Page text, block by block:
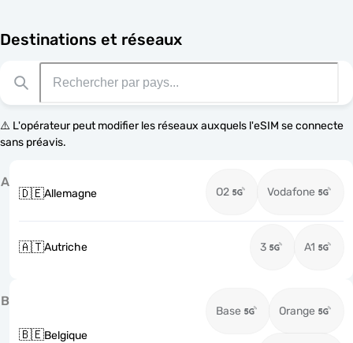
Destinations et réseaux
⚠️ L'opérateur peut modifier les réseaux auxquels l'eSIM se connecte
sans préavis.
A
🇩🇪Allemagne O2 Vodafone
🇦🇹Autriche 3 A1
B
🇧🇪Belgique
Base Orange